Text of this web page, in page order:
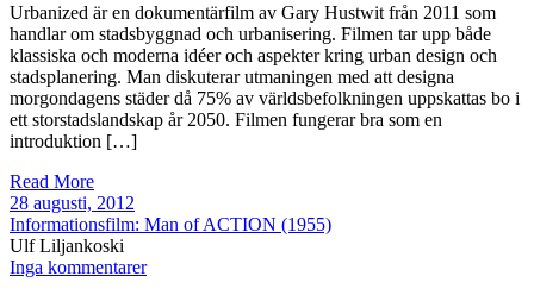
Urbanized är en dokumentärfilm av Gary Hustwit från 2011 som
handlar om stadsbyggnad och urbanisering. Filmen tar upp både
klassiska och moderna idéer och aspekter kring urban design och
stadsplanering. Man diskuterar utmaningen med att designa
morgondagens städer då 75% av världsbefolkningen uppskattas bo i
ett storstadslandskap år 2050. Filmen fungerar bra som en
introduktion […]
Read More
28 augusti, 2012
Informationsfilm: Man of ACTION (1955)
Ulf Liljankoski
Inga kommentarer